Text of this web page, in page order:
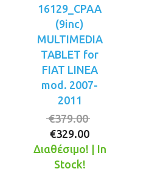
16129_CPAA
(9inc)
MULTIMEDIA
TABLET for
FIAT LINEA
mod. 2007-
2011
€379.00
was:
€329.00
τρέχουσα
Διαθέσιμο! | In
Stock!